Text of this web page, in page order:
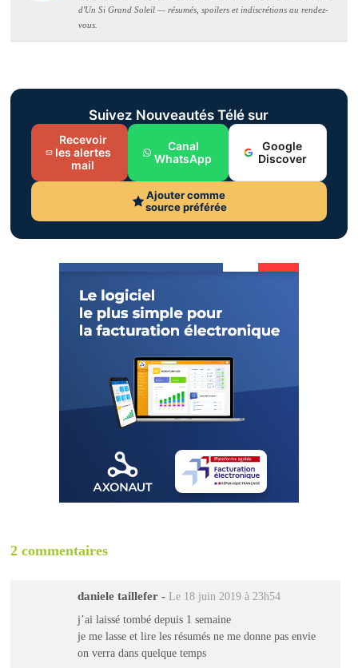
d'Un Si Grand Soleil — résumés, spoilers et indiscrétions au rendez-
vous.
Suivez Nouveautés Télé sur
Recevoir
les alertes
mail
Canal
WhatsApp
Google
Discover
Ajouter comme
source préférée
2 commentaires
daniele taillefer - Le 18 juin 2019 à 23h54
j’ai laissé tombé depuis 1 semaine
je me lasse et lire les résumés ne me donne pas envie
on verra dans quelque temps